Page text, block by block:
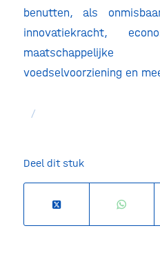
benutten, als
innovatiekracht,
voedselvoorziening en
/
Deel dit stuk